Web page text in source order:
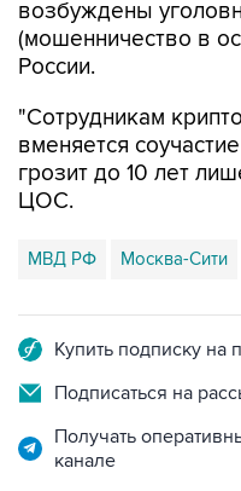
России.
"Сотрудникам
грозит до 10 лет
ЦОС.
МВД РФ
Подписаться на
Получать